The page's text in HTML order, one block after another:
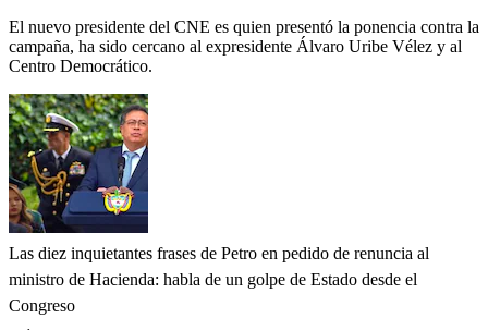
El nuevo presidente del CNE es quien presentó la ponencia contra la
campaña, ha sido cercano al expresidente Álvaro Uribe Vélez y al
Centro Democrático.
Las diez inquietantes frases de Petro en pedido de renuncia al
ministro de Hacienda: habla de un golpe de Estado desde el
Congreso